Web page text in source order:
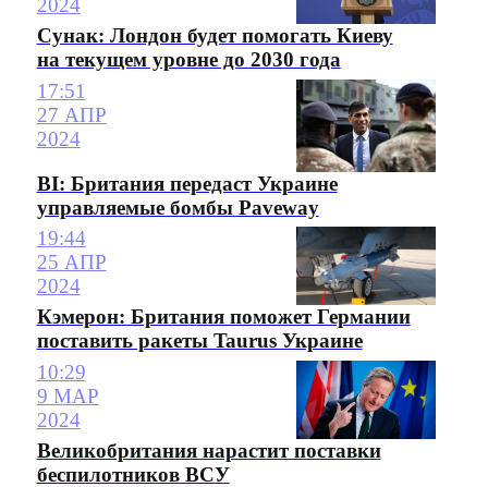
2024
Сунак: Лондон будет помогать Киеву
на текущем уровне до 2030 года
17:51
27 АПР
2024
BI: Британия передаст Украине
управляемые бомбы Paveway
19:44
25 АПР
2024
Кэмерон: Британия поможет Германии
поставить ракеты Taurus Украине
10:29
9 МАР
2024
Великобритания нарастит поставки
беспилотников ВСУ